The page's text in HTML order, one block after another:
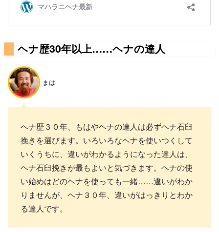
ヘナ歴30年以上……ヘナの達人
まは
ヘナ歴３０年、もはやヘナの達人は必ずヘナ石臼
挽きを選びます。いろいろなヘナを使いつくして
いくうちに、違いがわかるようになった達人は、
ヘナ石臼挽きが最もよいと気づきます。ヘナの使
い始めはどのヘナを使っても一緒……違いがわか
りませんが、ヘナ３０年、違いがはっきりとわか
る達人です。